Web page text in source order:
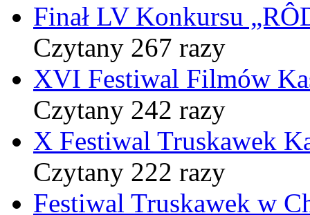
Finał LV Konkursu
Czytany 267 razy
XVI Festiwal Filmów
Czytany 242 razy
X Festiwal Truskawek
Czytany 222 razy
Festiwal Truskawek w